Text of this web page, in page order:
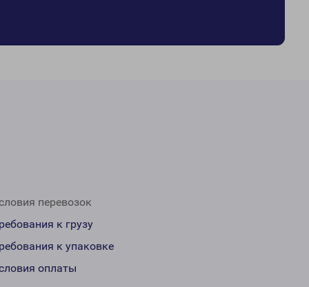
перевозок
к грузу
к упаковке
оплаты